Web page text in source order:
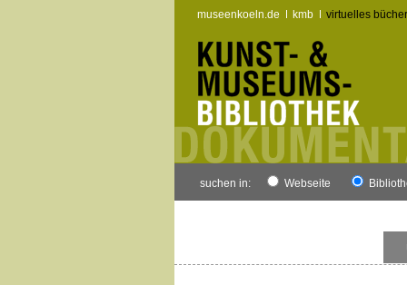
museenkoeln.de kmb virtuelles
suchen in: Webseite